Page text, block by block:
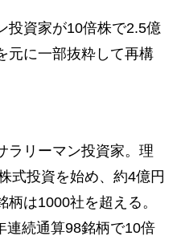
投資家が10倍株で2.5億
元に一部抜粋して再構
ラリーマン投資家。理
式投資を始め、約4億円
は1000社を超える。
連続通算98銘柄で10倍